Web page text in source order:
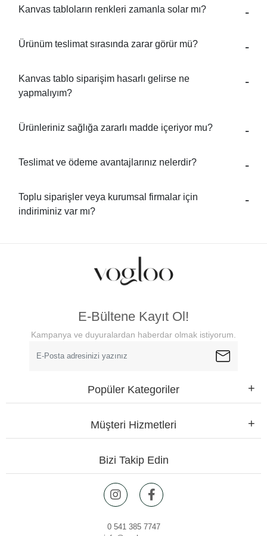
Kanvas tabloların renkleri zamanla solar mı?
Ürünüm teslimat sırasında zarar görür mü?
Kanvas tablo siparişim hasarlı gelirse ne
yapmalıyım?
Ürünleriniz sağlığa zararlı madde içeriyor mu?
Teslimat ve ödeme avantajlarınız nelerdir?
Toplu siparişler veya kurumsal firmalar için
indiriminiz var mı?
E-Bültene Kayıt Ol!
Kampanya ve duyuralardan haberdar olmak istiyorum.
Popüler Kategoriler
Müşteri Hizmetleri
Bizi Takip Edin
0 541 385 7747